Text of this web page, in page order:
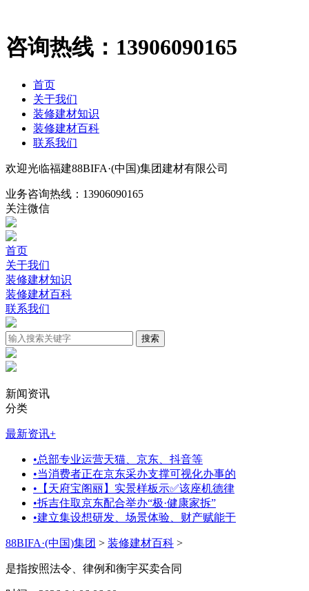
咨询热线： 13906090165
首页
关于我们
装修建材知识
装修建材百科
联系我们
欢迎光临福建88BIFA·(中国)集团建材有限公司
业务咨询热线： 13906090165
关注微信
首页
关于我们
装修建材知识
装修建材百科
联系我们
新闻资讯
分类
最新资讯+
•总部专业运营天猫、京东、抖音等
•当消费者正在京东采办支撑可视化办事的
• 【天府宝阁丽】实景样板示✅该座机德律
•拆吉住取京东配合举办“极·健康家拆”
•建立集设想研发、场景体验、财产赋能于
88BIFA·(中国)集团 > 装修建材百科 >
是指按照法令、律例和衡宇买卖合同